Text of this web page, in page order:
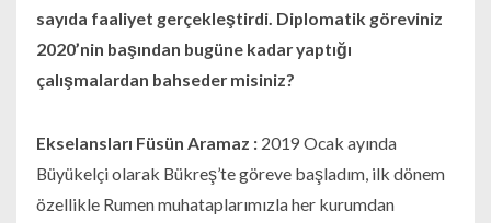
sayıda faaliyet gerçekleştirdi. Diplomatik göreviniz
2020’nin başından bugüne kadar yaptığı
çalışmalardan bahseder misiniz?
Ekselansları Füsün Aramaz :2019 Ocak ayında
Büyükelçi olarak Bükreş’te göreve başladım, ilk dönem
özellikle Rumen muhataplarımızla her kurumdan